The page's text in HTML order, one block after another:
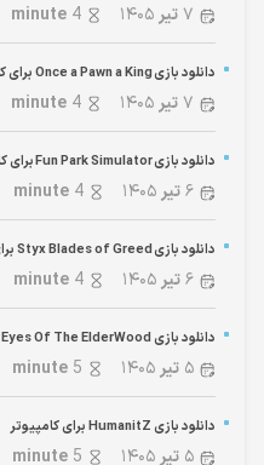
۷تیر ۱۴۰۵ 4
minute
دانلود بازی Once a Pawn a King برای کامپیوتر
۷تیر ۱۴۰۵ 4
minute
دانلود بازی Fun Park Simulator برای کامپیوتر
۶تیر ۱۴۰۵ 4
minute
دانلود بازی Styx Blades of Greed برای کامپیوتر
۶تیر ۱۴۰۵ 4
minute
دانلود بازی Eyes Of The ElderWood برای کامپیوتر
۵ تیر ۱۴۰۵ 5
minute
دانلود بازی HumanitZ برای کامپیوتر
۵ تیر ۱۴۰۵ 5
minute